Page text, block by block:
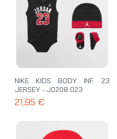
NIKE KIDS BODY INF. 23
JERSEY - J0208 023
21,95 €